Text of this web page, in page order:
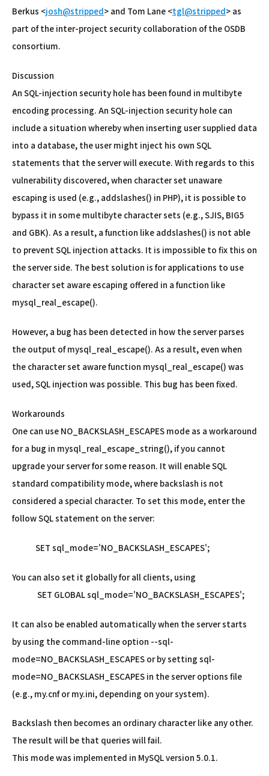
Berkus <josh@stripped> and Tom Lane <tgl@stripped> as
part of the inter-project security collaboration of the OSDB
consortium.
Discussion
An SQL-injection security hole has been found in multibyte
encoding processing. An SQL-injection security hole can
include a situation whereby when inserting user supplied data
into a database, the user might inject his own SQL
statements that the server will execute. With regards to this
vulnerability discovered, when character set unaware
escaping is used (e.g., addslashes() in PHP), it is possible to
bypass it in some multibyte character sets (e.g., SJIS, BIG5
and GBK). As a result, a function like addslashes() is not able
to prevent SQL injection attacks. It is impossible to fix this on
the server side. The best solution is for applications to use
character set aware escaping offered in a function like
mysql_real_escape().
However, a bug has been detected in how the server parses
the output of mysql_real_escape(). As a result, even when
the character set aware function mysql_real_escape() was
used, SQL injection was possible. This bug has been fixed.
Workarounds
One can use NO_BACKSLASH_ESCAPES mode as a workaround
for a bug in mysql_real_escape_string(), if you cannot
upgrade your server for some reason. It will enable SQL
standard compatibility mode, where backslash is not
considered a special character. To set this mode, enter the
follow SQL statement on the server:
SET sql_mode='NO_BACKSLASH_ESCAPES';
You can also set it globally for all clients, using
SET GLOBAL sql_mode='NO_BACKSLASH_ESCAPES';
It can also be enabled automatically when the server starts
by using the command-line option --sql-
mode=NO_BACKSLASH_ESCAPES or by setting sql-
mode=NO_BACKSLASH_ESCAPES in the server options file
(e.g., my.cnf or my.ini, depending on your system).
Backslash then becomes an ordinary character like any other.
The result will be that queries will fail.
This mode was implemented in MySQL version 5.0.1.